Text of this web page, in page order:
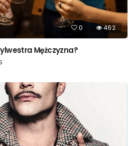
0 462
Mężczyzna?